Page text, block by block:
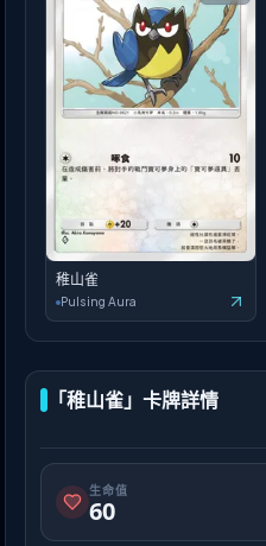
稚山雀
Pulsing Aura
「稚山雀」卡牌詳情
生命值
60